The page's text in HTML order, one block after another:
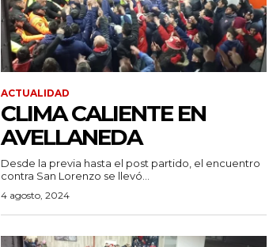
ACTUALIDAD
CLIMA CALIENTE EN
AVELLANEDA
Desde la previa hasta el post partido, el encuentro
contra San Lorenzo se llevó...
4 agosto, 2024